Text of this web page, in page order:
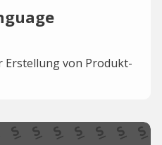
Erstellung von Produkt­